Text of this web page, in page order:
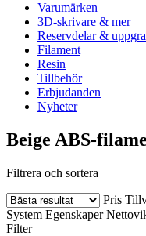
Varumärken
3D-skrivare & mer
Reservdelar &
Filament
Resin
Tillbehör
Erbjudanden
Nyheter
Beige ABS-
Filtrera och sortera
Pris
System Egenskaper
Filter